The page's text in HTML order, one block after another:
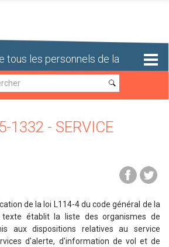
tous les personnels de la
Recherche
1332 - SERVICE
de la loi L114-4 du code général de la
établit la liste des organismes de
aux dispositions relatives au service
d'alerte, d'information de vol et de